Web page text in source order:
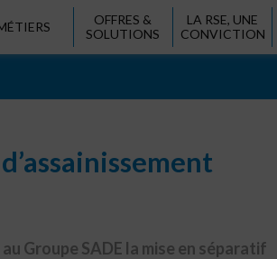
OFFRES &
SOLUTIONS
LA RSE, UNE
CONVICTION
Groupe SADE la mise en séparatif